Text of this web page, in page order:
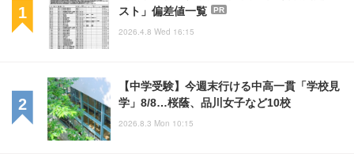
スト」偏差値一覧
PR
2026.4.8 Wed 16:15
【中学受験】今週末行ける中高一貫「学校見
学」8/8…桜蔭、品川女子など10校
2026.8.3 Mon 10:15